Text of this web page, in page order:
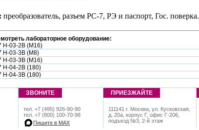
преобразователь, разъем РС-7, РЭ и паспорт, Гос. поверка.
лабораторное оборудование:
Н-03-2В (М16)
Н-03-3В (М8)
Н-03-3В (М16)
Н-04-2В (180)
Н-04-3В (180)
ЗВОНИТЕ
тел. +7 (495) 926-90-90
тел. +7 (800) 100-70-98
Пишите в МАХ
ПРИЕЗЖАЙТЕ
111141 г. Москва, ул. Кусковская,
д. 20а, корпус Г, офис Г-206,
подъезд №3, 2-й этаж